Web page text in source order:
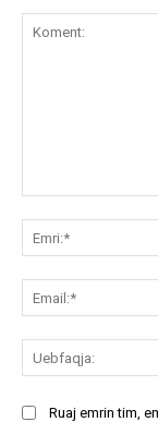
Ruaj emrin tim,